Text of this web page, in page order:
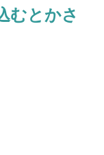
むとかさ